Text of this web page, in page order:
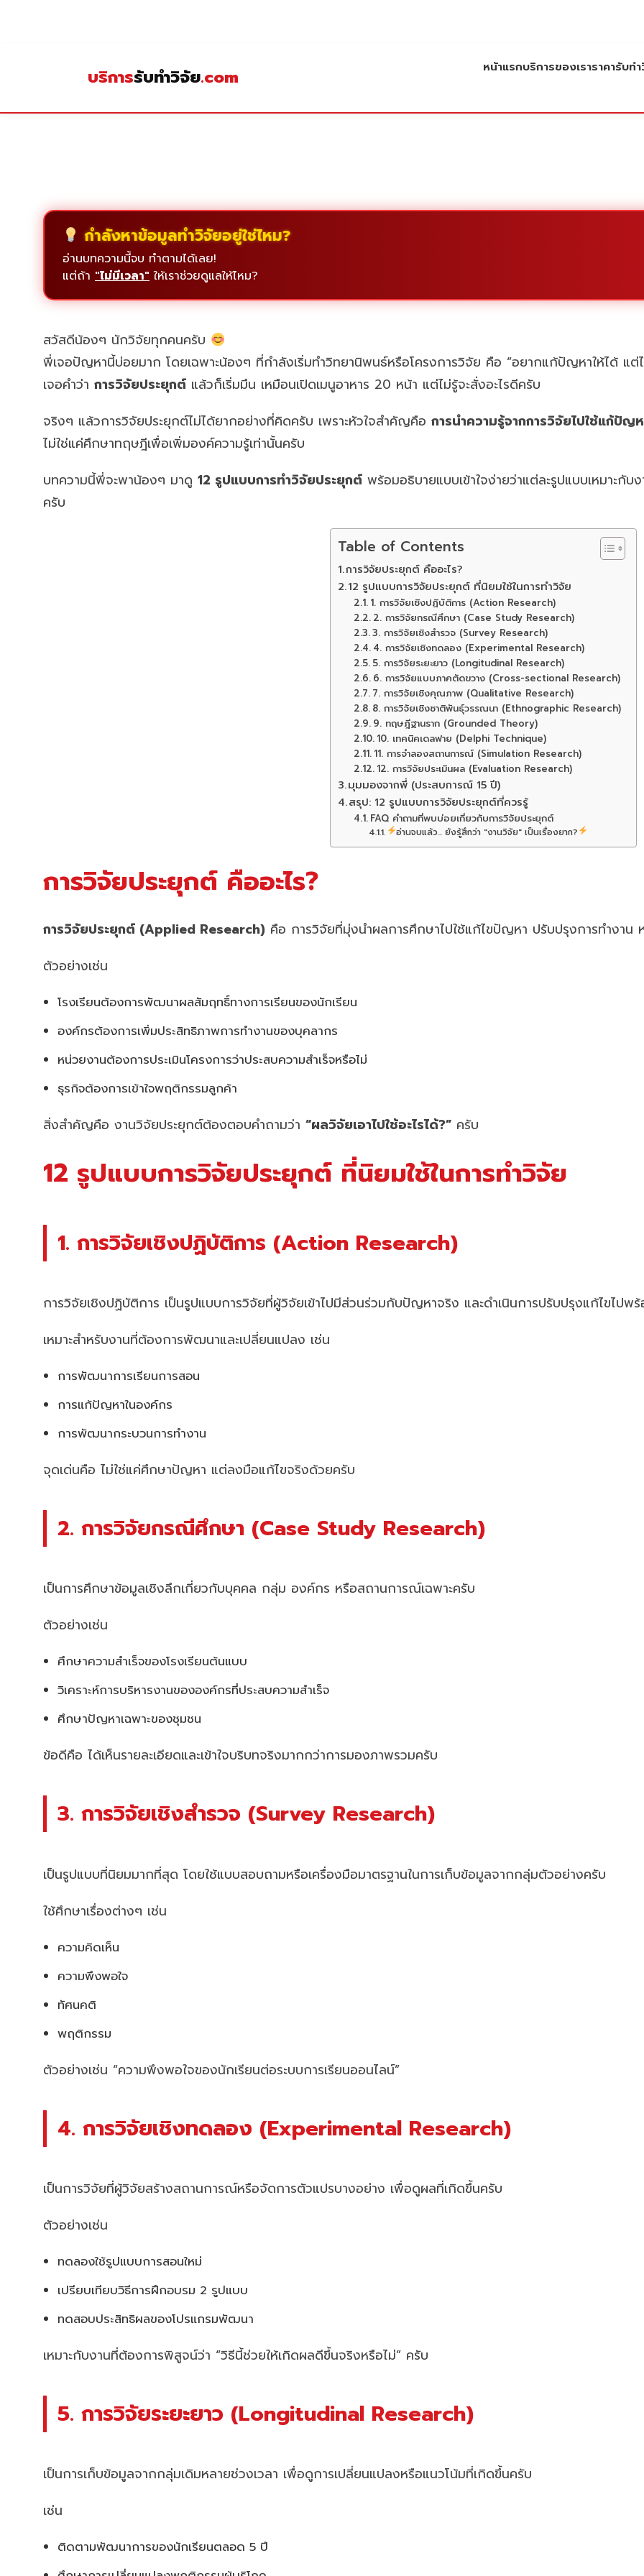
บริการรับทำวิจัย.com หน้าแรกบริการของเราราคารับท
กำลังหาข้อมูลทำวิจัยอยู่ใช่ไหม?
อ่านบทความนี้จบ ทำตามได้เลย!
แต่ถ้า "ไม่มีเวลา" ให้เราช่วยดูแลให้ไหม?
สวัสดีน้องๆ นักวิจัยทุกคนครับ
พี่เจอปัญหานี้บ่อยมาก โดยเฉพาะน้องๆ ที่กำลังเริ่มทำวิทยานิพนธ์หรือโครงการวิจัย คือ “อยากแก้ปัญหาให้ได้ แต่ไ
เจอคำว่า การวิจัยประยุกต์ แล้วก็เริ่มมึน เหมือนเปิดเมนูอาหาร 20 หน้า แต่ไม่รู้จะสั่งอะไรดีครับ
จริงๆ แล้วการวิจัยประยุกต์ไม่ได้ยากอย่างที่คิดครับ เพราะหัวใจสำคัญคือ การนำความรู้จากการวิจัยไปใช้แก้ปั
ไม่ใช่แค่ศึกษาทฤษฎีเพื่อเพิ่มองค์ความรู้เท่านั้นครับ
บทความนี้พี่จะพาน้องๆ มาดู 12 รูปแบบการทำวิจัยประยุกต์ พร้อมอธิบายแบบเข้าใจง่ายว่าแต่ละรูปแบบเหมาะ
ครับ
Table of Contents
การวิจัยประยุกต์ คืออะไร?
12 รูปแบบการวิจัยประยุกต์ ที่นิยมใช้ในการทำวิจัย
1. การวิจัยเชิงปฏิบัติการ (Action Research)
2. การวิจัยกรณีศึกษา (Case Study Research)
3. การวิจัยเชิงสำรวจ (Survey Research)
4. การวิจัยเชิงทดลอง (Experimental Research)
5. การวิจัยระยะยาว (Longitudinal Research)
6. การวิจัยแบบภาคตัดขวาง (Cross-sectional Research)
7. การวิจัยเชิงคุณภาพ (Qualitative Research)
8. การวิจัยเชิงชาติพันธุ์วรรณนา (Ethnographic Research)
9. ทฤษฎีฐานราก (Grounded Theory)
10. เทคนิคเดลฟาย (Delphi Technique)
11. การจำลองสถานการณ์ (Simulation Research)
12. การวิจัยประเมินผล (Evaluation Research)
มุมมองจากพี่ (ประสบการณ์ 15 ปี)
สรุป: 12 รูปแบบการวิจัยประยุกต์ที่ควรรู้
FAQ คำถามที่พบบ่อยเกี่ยวกับการวิจัยประยุกต์
อ่านจบแล้ว... ยังรู้สึกว่า "งานวิจัย" เป็นเรื่องยาก?
การวิจัยประยุกต์ คืออะไร?
การวิจัยประยุกต์ (Applied Research) คือ การวิจัยที่มุ่งนำผลการศึกษาไปใช้แก้ไขปัญหา ปรับปรุงการทำงาน
ตัวอย่างเช่น
โรงเรียนต้องการพัฒนาผลสัมฤทธิ์ทางการเรียนของนักเรียน
องค์กรต้องการเพิ่มประสิทธิภาพการทำงานของบุคลากร
หน่วยงานต้องการประเมินโครงการว่าประสบความสำเร็จหรือไม่
ธุรกิจต้องการเข้าใจพฤติกรรมลูกค้า
สิ่งสำคัญคือ งานวิจัยประยุกต์ต้องตอบคำถามว่า “ผลวิจัยเอาไปใช้อะไรได้?” ครับ
12 รูปแบบการวิจัยประยุกต์ ที่นิยมใช้ในการทำวิจัย
1. การวิจัยเชิงปฏิบัติการ (Action Research)
การวิจัยเชิงปฏิบัติการ เป็นรูปแบบการวิจัยที่ผู้วิจัยเข้าไปมีส่วนร่วมกับปัญหาจริง และดำเนินการปรับปรุงแก้ไขไปพ
เหมาะสำหรับงานที่ต้องการพัฒนาและเปลี่ยนแปลง เช่น
การพัฒนาการเรียนการสอน
การแก้ปัญหาในองค์กร
การพัฒนากระบวนการทำงาน
จุดเด่นคือ ไม่ใช่แค่ศึกษาปัญหา แต่ลงมือแก้ไขจริงด้วยครับ
2. การวิจัยกรณีศึกษา (Case Study Research)
เป็นการศึกษาข้อมูลเชิงลึกเกี่ยวกับบุคคล กลุ่ม องค์กร หรือสถานการณ์เฉพาะครับ
ตัวอย่างเช่น
ศึกษาความสำเร็จของโรงเรียนต้นแบบ
วิเคราะห์การบริหารงานขององค์กรที่ประสบความสำเร็จ
ศึกษาปัญหาเฉพาะของชุมชน
ข้อดีคือ ได้เห็นรายละเอียดและเข้าใจบริบทจริงมากกว่าการมองภาพรวมครับ
3. การวิจัยเชิงสำรวจ (Survey Research)
เป็นรูปแบบที่นิยมมากที่สุด โดยใช้แบบสอบถามหรือเครื่องมือมาตรฐานในการเก็บข้อมูลจากกลุ่มตัวอย่างครับ
ใช้ศึกษาเรื่องต่างๆ เช่น
ความคิดเห็น
ความพึงพอใจ
ทัศนคติ
พฤติกรรม
ตัวอย่างเช่น “ความพึงพอใจของนักเรียนต่อระบบการเรียนออนไลน์”
4. การวิจัยเชิงทดลอง (Experimental Research)
เป็นการวิจัยที่ผู้วิจัยสร้างสถานการณ์หรือจัดการตัวแปรบางอย่าง เพื่อดูผลที่เกิดขึ้นครับ
ตัวอย่างเช่น
ทดลองใช้รูปแบบการสอนใหม่
เปรียบเทียบวิธีการฝึกอบรม 2 รูปแบบ
ทดสอบประสิทธิผลของโปรแกรมพัฒนา
เหมาะกับงานที่ต้องการพิสูจน์ว่า “วิธีนี้ช่วยให้เกิดผลดีขึ้นจริงหรือไม่” ครับ
5. การวิจัยระยะยาว (Longitudinal Research)
เป็นการเก็บข้อมูลจากกลุ่มเดิมหลายช่วงเวลา เพื่อดูการเปลี่ยนแปลงหรือแนวโน้มที่เกิดขึ้นครับ
เช่น
ติดตามพัฒนาการของนักเรียนตลอด 5 ปี